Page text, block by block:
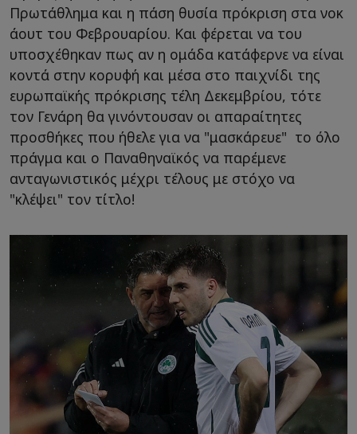
Πρωτάθλημα και η πάση θυσία πρόκριση στα νοκ
άουτ του Φεβρουαρίου. Και φέρεται να του
υποσχέθηκαν πως αν η ομάδα κατάφερνε να είναι
κοντά στην κορυφή και μέσα στο παιχνίδι της
ευρωπαϊκής πρόκρισης τέλη Δεκεμβρίου, τότε
τον Γενάρη θα γινόντουσαν οι απαραίτητες
προσθήκες που ήθελε για να "μασκάρευε" το όλο
πράγμα και ο Παναθηναϊκός να παρέμενε
ανταγωνιστικός μέχρι τέλους με στόχο να
"κλέψει" τον τίτλο!